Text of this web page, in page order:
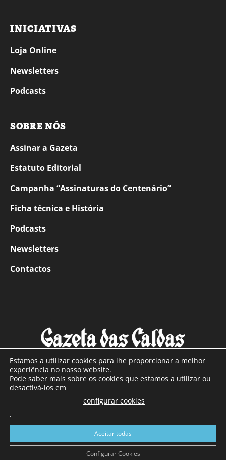
INICIATIVAS
Loja Online
Newsletters
Podcasts
SOBRE NÓS
Assinar a Gazeta
Estatuto Editorial
Campanha “Assinaturas do Centenário”
Ficha técnica e História
Podcasts
Newsletters
Contactos
SOBRE NÓS
Com sede nas Caldas da Rainha e mais de 90 anos de
a sul de distrito de Leiria, com mais de 40.000 leitores por
toda a região Oeste. Jornal com distribuição em Portugal
Continental e assinatura online.
Estamos a utilizar cookies para lhe proporcionar a melhor
experiência no nosso website.
Pode saber mais sobre os cookies que estamos a utilizar ou
desactivá-los em
configurar cookies
.
Aceitar todas
Configurar Cookies